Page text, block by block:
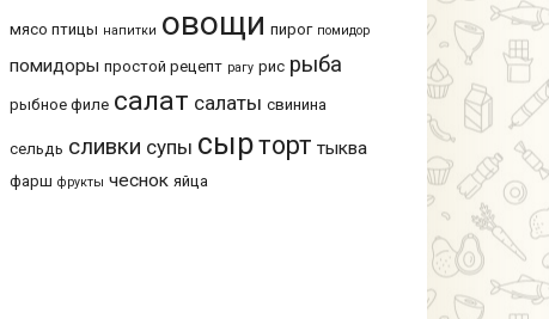
мясо птицы напитки овощи пирог помидор
помидоры простой рецепт рагу рис рыба
рыбное филе салат салаты свинина
сельдь сливки супы сырторт тыква
фарш фрукты чеснок яйца